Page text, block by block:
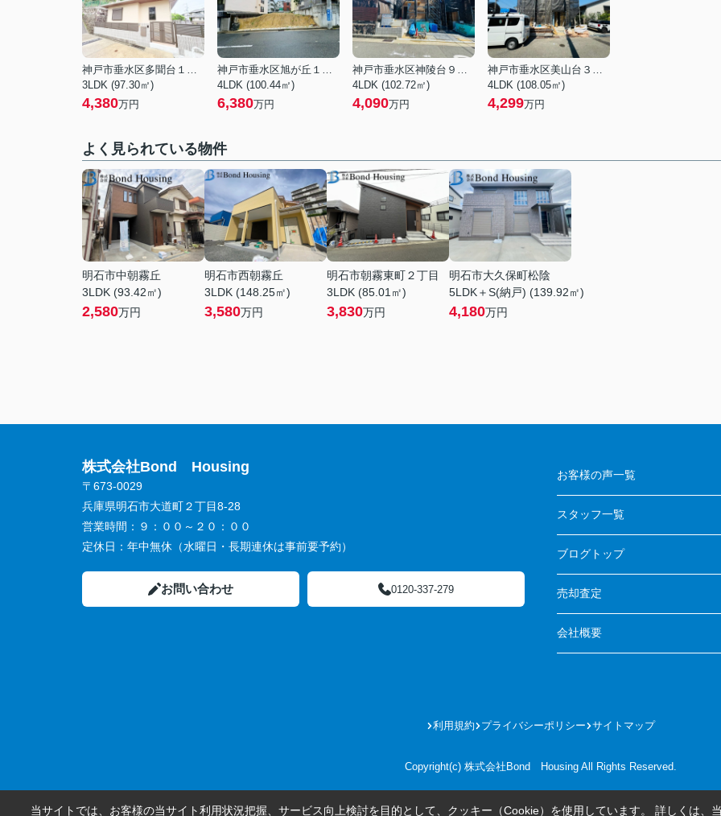
神戸市垂水区多聞台１丁目
3LDK (97.30㎡)
4,380万円
神戸市垂水区旭が丘１丁目
4LDK (100.44㎡)
6,380万円
神戸市垂水区神陵台９丁目
4LDK (102.72㎡)
4,090万円
神戸市垂水区美山台３丁目
4LDK (108.05㎡)
4,299万円
よく見られている物件
明石市中朝霧丘
3LDK (93.42㎡)
2,580万円
明石市西朝霧丘
3LDK (148.25㎡)
3,580万円
明石市朝霧東町２丁目
3LDK (85.01㎡)
3,830万円
明石市大久保町松陰
5LDK＋S(納戸) (139.92㎡)
4,180万円
株式会社Bond Housing
〒673-0029
兵庫県明石市大道町２丁目8-28
営業時間： ９：００～２０：００
定休日： 年中無休（水曜日・長期連休は事前要予約）
お問い合わせ 0120-337-279
お客様の声一覧
スタッフ一覧
ブログトップ
売却査定
会社概要
利用規約 プライバシーポリシー サイトマップ
Copyright(c) 株式会社Bond Housing All Rights Reserved.
当サイトでは、お客様の当サイト利用状況把握、サービス向上検討を目的として、クッキー（Cookie）を使用しています。 詳しくは、